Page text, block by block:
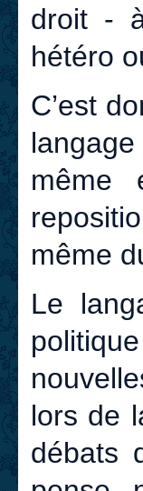
droit -
hétéro
C’est
même
même
Le
lors de
débats